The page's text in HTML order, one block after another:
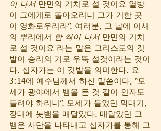
이 나서 만민의 기치로 설 것이요 열방
이 그에게로 돌아오리니 그가 거한 곳
이 영화로우리라”. 여러분, 그 날에 이새
의 뿌리에서
한 싹이 나서 만민의 기치
로 설 것이요 라는 말은 그리스도의 깃
발이 승리의 기로 우뚝 설것이라는 것이
다. 십자가는 이 깃발을 의미한다. 요
3:14에 예수님께서 하신 말씀이다, “모
세가 광야에서 뱀을 든 것 같이 인자도
들려야 하리니”. 모세가 들었던 막대기,
장대에 놋뱀을 매달았다. 매달았던 그
뱀은 사단을 나타내고 십자가를 통해 그